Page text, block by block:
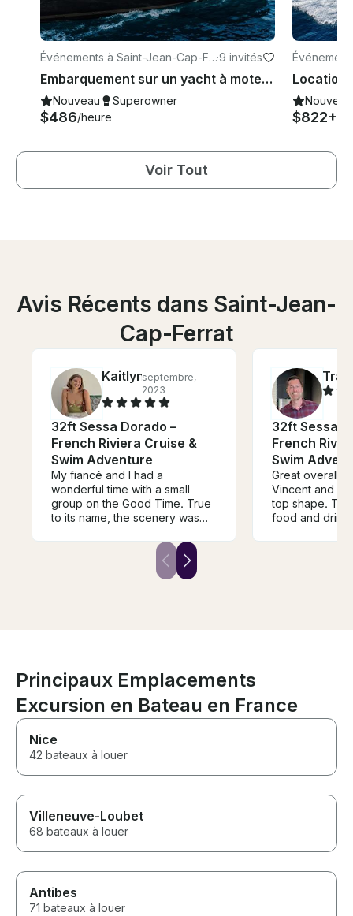
Événements à Saint-Jean-Cap-Fe
rrat
·9 invités
Embarquement sur un yacht à moteur de luxe Van Dutch 40 à Antibes, Cannes, Saint-Tropez ou Monaco
Nouveau Superowner
$486/heure
errat
Nouveau
$822+
Voir Tout
Avis Récents dans Saint-Jean-
Cap-Ferrat
Kaitlynseptembre,
2023
32ft Sessa Dorado –
French Riviera Cruise &
Swim Adventure
My fiancé and I had a
wonderful time with a small
group on the Good Time. True
to its name, the scenery was
spotless, the drinks and snacks
were lovely, and the music and
snorkeling gear were great.
32ft Sessa
French
Swim
Great overall
Vincent and Eric. Boat was
top shape. They provided
food and
Principaux Emplacements
Excursion en Bateau en France
Nice
42 bateaux à louer
Villeneuve-Loubet
68 bateaux à louer
Antibes
71 bateaux à louer